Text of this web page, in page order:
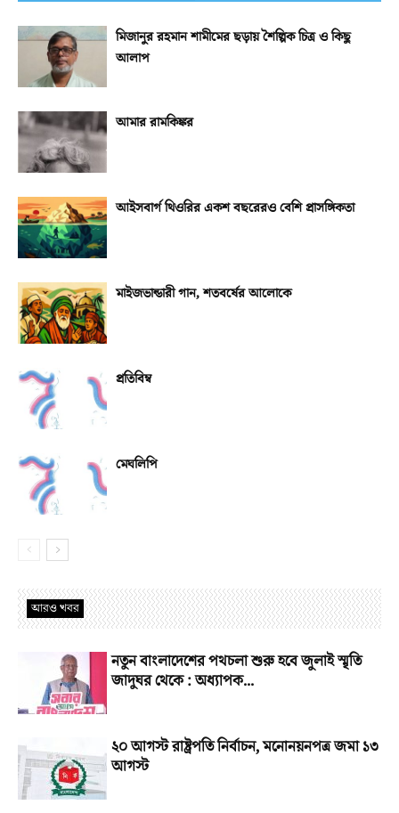
মিজানুর রহমান শামীমের ছড়ায় শৈল্পিক চিত্র ও কিছু
আলাপ
আমার রামকিঙ্কর
আইসবার্গ থিওরির একশ বছরেরও বেশি প্রাসঙ্গিকতা
মাইজভান্ডারী গান, শতবর্ষের আলোকে
প্রতিবিম্ব
মেঘলিপি
আরও খবর
নতুন বাংলাদেশের পথচলা শুরু হবে জুলাই স্মৃতি
জাদুঘর থেকে : অধ্যাপক...
২০ আগস্ট রাষ্ট্রপতি নির্বাচন, মনোনয়নপত্র জমা ১৩
আগস্ট